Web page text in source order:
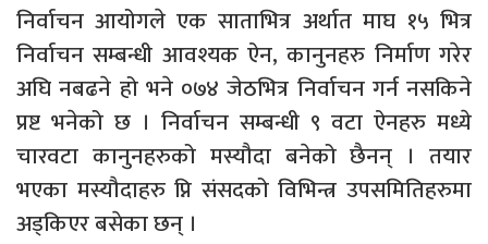
निर्वाचन आयोगले एक साताभित्र अर्थात माघ १५ भित्र
निर्वाचन सम्बन्धी आवश्यक ऐन, कानुनहरु निर्माण गरेर
अघि नबढने हो भने ०७४ जेठभित्र निर्वाचन गर्न नसकिने
प्रष्ट भनेको छ । निर्वाचन सम्बन्धी ९ वटा ऐनहरु मध्ये
चारवटा कानुनहरुको मस्यौदा बनेको छैनन् । तयार
भएका मस्यौदाहरु प्नि संसदको विभिन्त्र उपसमितिहरुमा
अड्किएर बसेका छन् ।